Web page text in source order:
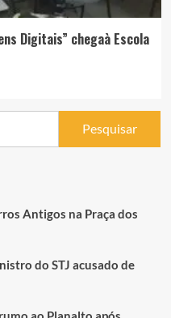
Digitais” chegaà Escola
Antigos na Praça dos
do STJ acusado de